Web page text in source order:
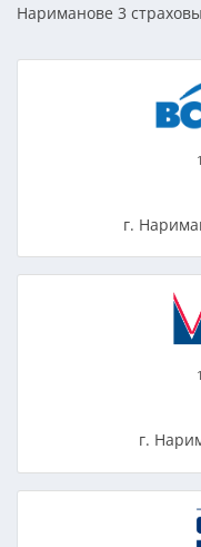
Нариманове 3
г.
г.